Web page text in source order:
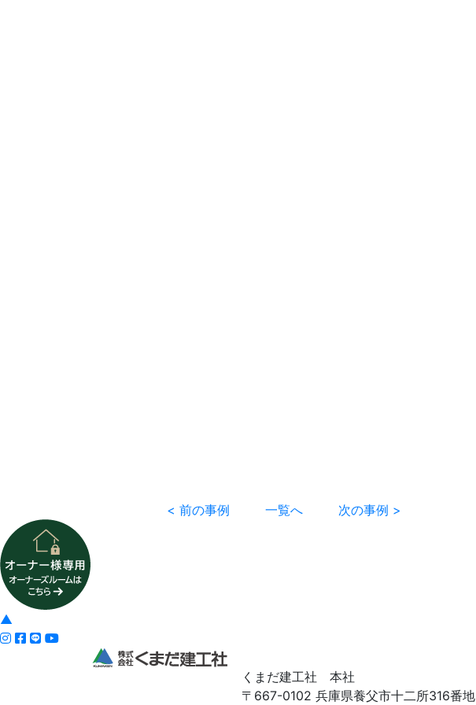
< 前の事例 一覧へ 次の事例 >
▲
くまだ建工社 本社
〒667-0102 兵庫県養父市十二所316番地